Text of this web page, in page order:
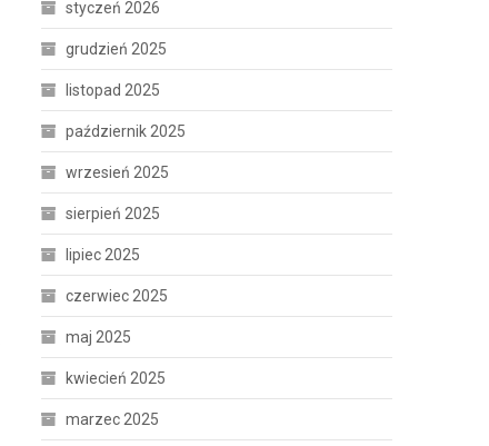
styczeń 2026
grudzień 2025
listopad 2025
październik 2025
wrzesień 2025
sierpień 2025
lipiec 2025
czerwiec 2025
maj 2025
kwiecień 2025
marzec 2025